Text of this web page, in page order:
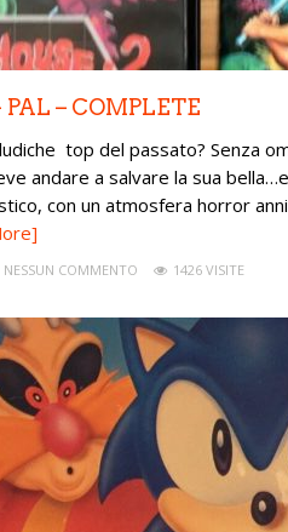
– COMPLETE
top del passato? Senza
andare a salvare la sua
con un atmosfera horror
NESSUN COMMENTO 1426 VISITE